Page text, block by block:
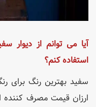
آیا می توانم از دیوار
استفاده کنم؟
سفید بهترین رنگ برای
ارزان قیمت مصرف کننده